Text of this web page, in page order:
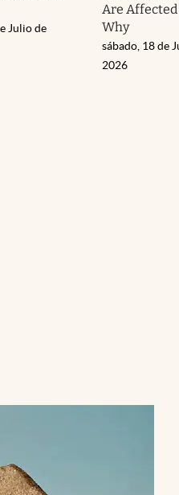
Julio de
Are Affected
Why
sábado, 18 de
2026